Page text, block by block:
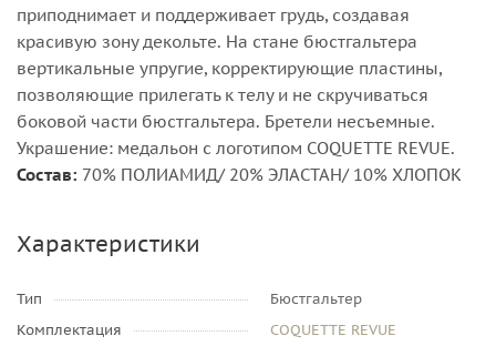
приподнимает и поддерживает грудь, создавая
красивую зону декольте. На стане бюстгальтера
вертикальные упругие, корректирующие пластины,
позволяющие прилегать к телу и не скручиваться
боковой части бюстгальтера. Бретели несъемные.
Украшение: медальон с логотипом COQUETTE REVUE.
Состав: 70% ПОЛИАМИД/ 20% ЭЛАСТАН/ 10% ХЛОПОК
Характеристики
Тип
Бюстгальтер
Комплектация
COQUETTE REVUE